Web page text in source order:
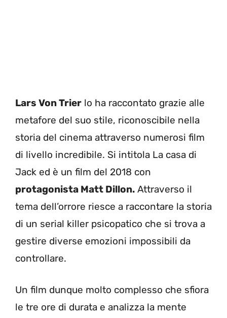
Lars Von Trier lo ha raccontato grazie alle
metafore del suo stile, riconoscibile nella
storia del cinema attraverso numerosi film
di livello incredibile. Si intitola La casa di
Jack ed è un film del 2018 con
protagonista Matt Dillon. Attraverso il
tema dell’orrore riesce a raccontare la storia
di un serial killer psicopatico che si trova a
gestire diverse emozioni impossibili da
controllare.
Un film dunque molto complesso che sfiora
le tre ore di durata e analizza la mente